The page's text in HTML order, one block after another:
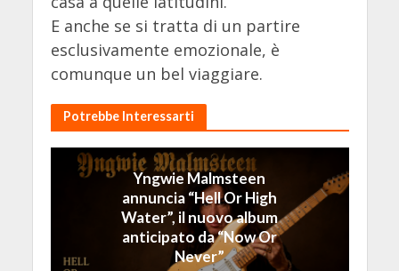
E anche se si tratta di un partire
esclusivamente emozionale, è
comunque un bel viaggiare.
Potrebbe Interessarti
Yngwie Malmsteen
annuncia “Hell Or High
Water”, il nuovo album
anticipato da “Now Or
Never”